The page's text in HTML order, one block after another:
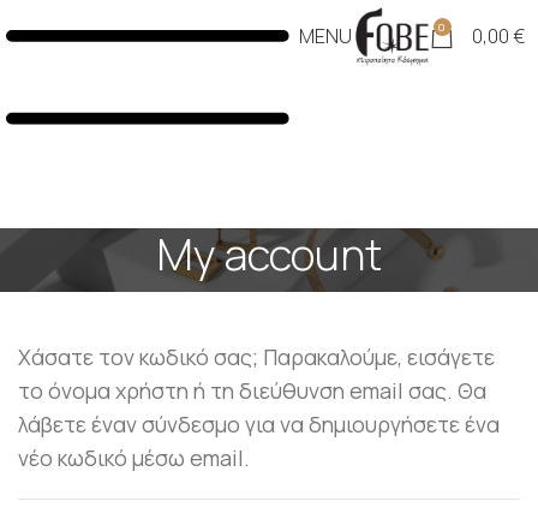
MENU 0 0,00€
My account
Χάσατε τον κωδικό σας; Παρακαλούμε, εισάγετε
το όνομα χρήστη ή τη διεύθυνση email σας. Θα
λάβετε έναν σύνδεσμο για να δημιουργήσετε ένα
νέο κωδικό μέσω email.